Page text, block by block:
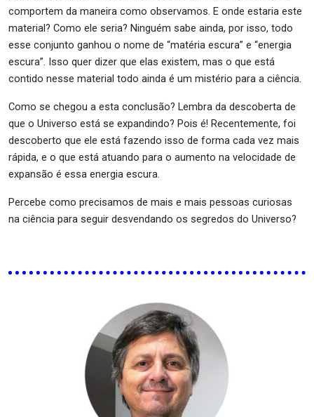
comportem da maneira como observamos. E onde estaria este
material? Como ele seria? Ninguém sabe ainda, por isso, todo
esse conjunto ganhou o nome de “matéria escura” e “energia
escura”. Isso quer dizer que elas existem, mas o que está
contido nesse material todo ainda é um mistério para a ciência.
Como se chegou a esta conclusão? Lembra da descoberta de
que o Universo está se expandindo? Pois é! Recentemente, foi
descoberto que ele está fazendo isso de forma cada vez mais
rápida, e o que está atuando para o aumento na velocidade de
expansão é essa energia escura.
Percebe como precisamos de mais e mais pessoas curiosas
na ciência para seguir desvendando os segredos do Universo?